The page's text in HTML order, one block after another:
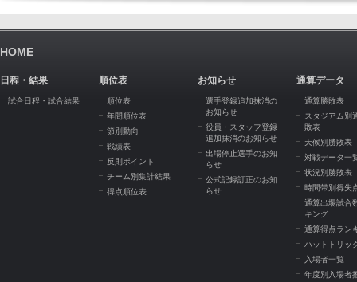
HOME
日程・結果
試合日程・試合結果
順位表
順位表
年間順位表
節別動向
戦績表
反則ポイント
チーム別集計結果
得点順位表
お知らせ
選手登録追加抹消の
お知らせ
役員・スタッフ登録
追加抹消のお知らせ
出場停止選手のお知
らせ
公式記録訂正のお知
らせ
通算データ
通算勝敗表
スタジアム別
敗表
天候別勝敗表
対戦データ一
状況別勝敗表
時間帯別得失
通算出場試合
キング
通算得点ラン
ハットトリッ
入場者一覧
年度別入場者